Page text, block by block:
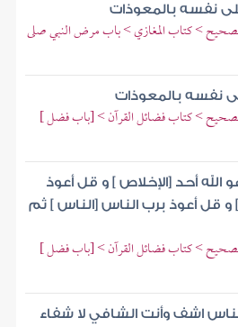
نفسه بالمعوذات
> كتاب المغازي > باب مرض النبي صلى
نفسه بالمعوذات
> كتاب فضائل القرآن > [باب فضل ]
الله أحد [الإخلاص ] و قل أعوذ
] و قل أعوذ برب الناس [الناس ] ثم
> كتاب فضائل القرآن > [باب فضل ]
اشف وأنت الشافي لا شفاء